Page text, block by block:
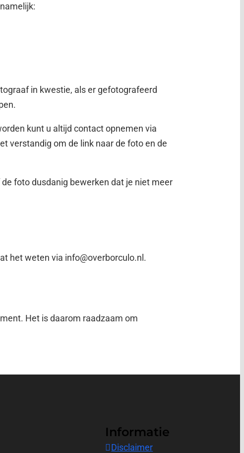
in kwestie, als er gefotografeerd
kunt u altijd contact opnemen via
verstandig om de link naar de foto en de
foto dusdanig bewerken dat je niet meer
het weten via info@overborculo.nl.
Het is daarom raadzaam om
Informatie
Disclaimer